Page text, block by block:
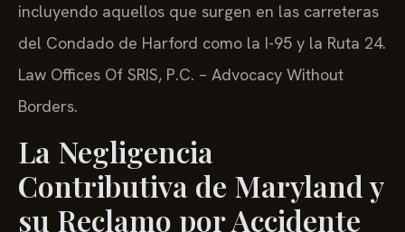
incluyendo aquellos que surgen en las carreteras
del Condado de Harford como la I-95 y la Ruta 24.
Law Offices Of SRIS, P.C. – Advocacy Without
Borders.
La Negligencia
Contributiva de Maryland y
su Reclamo por Accidente